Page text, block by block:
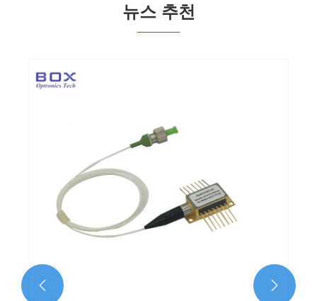
뉴스 추천
 